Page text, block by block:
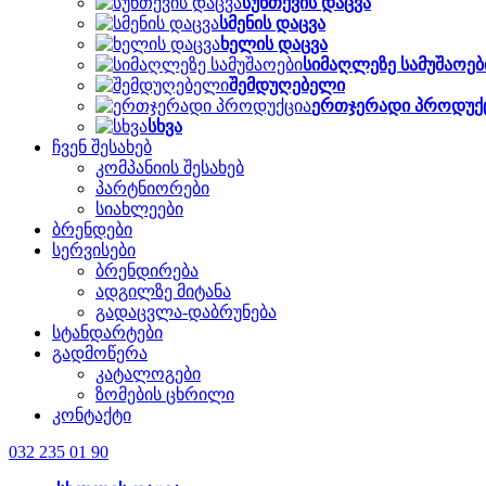
სმენის დაცვა
ხელის დაცვა
სიმაღლეზე
შემდუღებელი
ერთჯერადი
სხვა
ჩვენ შესახებ
კომპანიის შესახებ
პარტნიორები
სიახლეები
ბრენდები
სერვისები
ბრენდირება
ადგილზე მიტანა
გადაცვლა-დაბრუნება
სტანდარტები
გადმოწერა
კატალოგები
ზომების ცხრილი
კონტაქტი
032 235 01 90